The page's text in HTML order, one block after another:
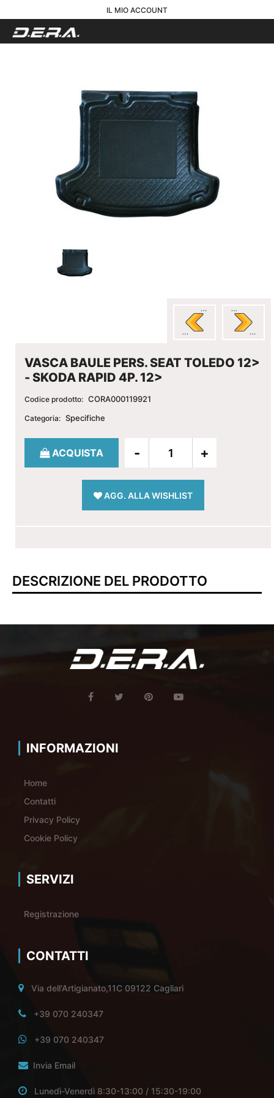
IL MIO ACCOUNT
VASCA BAULE PERS. SEAT TOLEDO 12>
- SKODA RAPID 4P. 12>
Codice prodotto: CORA000119921
Categoria: Specifiche
Quantità
ACQUISTA
AGG. ALLA WISHLIST
DESCRIZIONE DEL PRODOTTO
INFORMAZIONI
Home
Contatti
Privacy Policy
Cookie Policy
SERVIZI
Registrazione
CONTATTI
Via dell'Artigianato,11C 09122 Cagliari
+39 070 240347
+39 070 240347
Invia Email
Lunedì-Venerdì 8:30-13:00 / 15:30-19:00